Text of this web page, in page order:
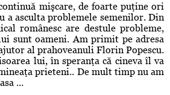
mişcare, de foarte puţine ori
a asculta problemele semenilor. Din
românesc are destule probleme,
sunt oameni. Am primit pe adresa
al prahoveanuli Florin Popescu.
lui, în speranţa că cineva îl va
prieteni.. De mult timp nu am
...